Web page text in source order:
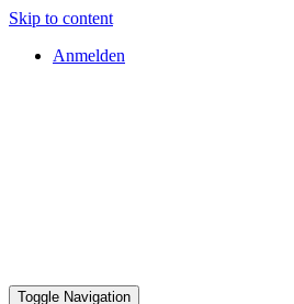
Skip to content
Anmelden
Toggle Navigation